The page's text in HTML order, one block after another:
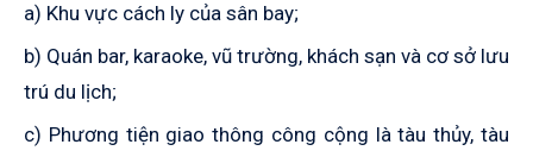
a) Khu vực cách ly của sân bay;
b) Quán bar, karaoke, vũ trường, khách sạn và cơ sở lưu
trú du lịch;
c) Phương tiện giao thông công cộng là tàu thủy, tàu